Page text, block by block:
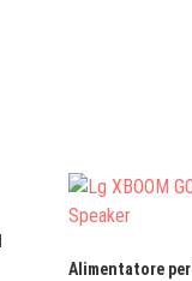
Alimentatore per